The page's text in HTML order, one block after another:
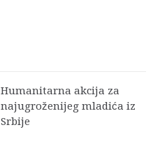
Humanitarna akcija za
najugroženijeg mladića iz
Srbije